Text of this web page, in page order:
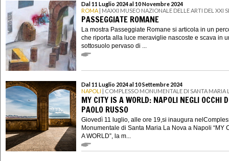
Dal 11 Luglio 2024 al 10 Novembre 2024
ROMA | MAXXI MUSEO NAZIONALE DELLE ARTI DEL XXI
PASSEGGIATE ROMANE
La mostra Passeggiate Romane si articola in un
che riporta alla luce meraviglie nascoste e scava in
sottosuolo pervaso di ...
Dal 11 Luglio 2024 al 10 Settembre 2024
NAPOLI | COMPLESSO MONUMENTALE DI SANTA MARIA
MY CITY IS A WORLD: NAPOLI NEGLI OCCHI
PAOLO RUSSO
Giovedì 11 luglio, alle ore 19,si inaugura
Monumentale di Santa Maria La Nova a Napoli “MY
A WORLD”, la m...